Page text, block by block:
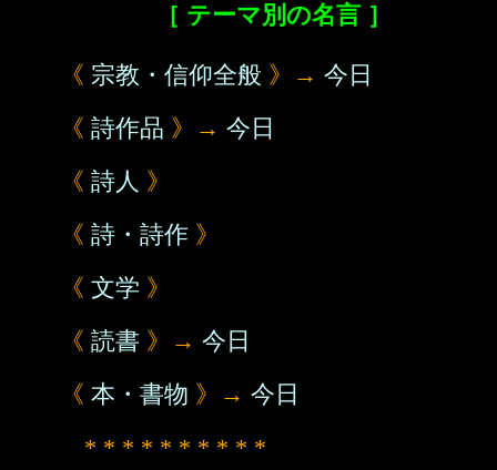
［ テーマ別の名言 ］
《 宗教・信仰全般 》→ 今日
《 詩作品 》→ 今日
《 詩人 》
《 詩・詩作 》
《 文学 》
《 読書 》→ 今日
《 本・書物 》→ 今日
* * * * * * * * * *